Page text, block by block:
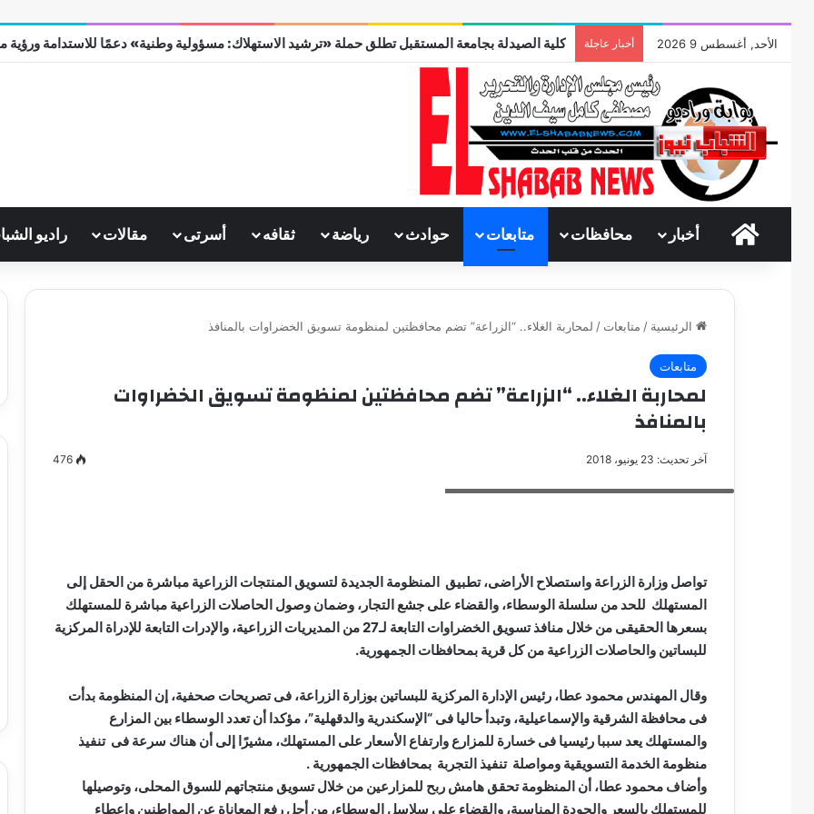
الأحد, أغسطس 9 2026 أخبار عاجلة كلية الصيدلة بجامعة المستقبل تطلق حملة «ترشيد الاستهلاك: مسؤولية وطنية» دعمًا للاستدامة ورؤية مصر
الرئيسية
أخبار محافظات متابعات حوادث رياضة ثقافه أسرتى مقالات راديو
الرئيسية / متابعات / لمحاربة الغلاء.. “الزراعة” تضم محافظتين لمنظومة تسويق الخضراوات بالمنافذ
متابعات
لمحاربة الغلاء.. “الزراعة” تضم محافظتين لمنظومة تسويق الخضراوات
بالمنافذ
آخر تحديث: 23 يونيو، 2018 476
تواصل وزارة الزراعة واستصلاح الأراضى، تطبيق المنظومة الجديدة لتسويق المنتجات الزراعية مباشرة من الحقل إلى
المستهلك للحد من سلسلة الوسطاء، والقضاء على جشع التجار، وضمان وصول الحاصلات الزراعية مباشرة للمستهلك
بسعرها الحقيقى من خلال منافذ تسويق الخضراوات التابعة لـ27 من المديريات الزراعية، والإدرات التابعة للإدراة المركزية
للبساتين والحاصلات الزراعية من كل قرية بمحافظات الجمهورية.
وقال المهندس محمود عطا، رئيس الإدارة المركزية للبساتين بوزارة الزراعة، فى تصريحات صحفية، إن المنظومة بدأت
فى محافظة الشرقية والإسماعيلية، وتبدأ حاليا فى “الإسكندرية والدقهلية”، مؤكدا أن تعدد الوسطاء بين المزارع
والمستهلك يعد سببا رئيسيا فى خسارة للمزارع وارتفاع الأسعار على المستهلك، مشيرًا إلى أن هناك سرعة فى تنفيذ
منظومة الخدمة التسويقية ومواصلة تنفيذ التجربة بمحافظات الجمهورية .
وأضاف محمود عطا، أن المنظومة تحقق هامش ربح للمزارعين من خلال تسويق منتجاتهم للسوق المحلى، وتوصيلها
للمستهلك بالسعر والجودة المناسبة، والقضاء على سلاسل الوسطاء، من أجل رفع المعاناة عن المواطنين وإعطاء
الدين
….
يكتب
مايسه
عطوه
21
مصطفى كامل سيف الدين …. يكتب
مايسه عطوه كليوباترا القرن 21
….
يكتب
ميلاد
ميلاد جديد